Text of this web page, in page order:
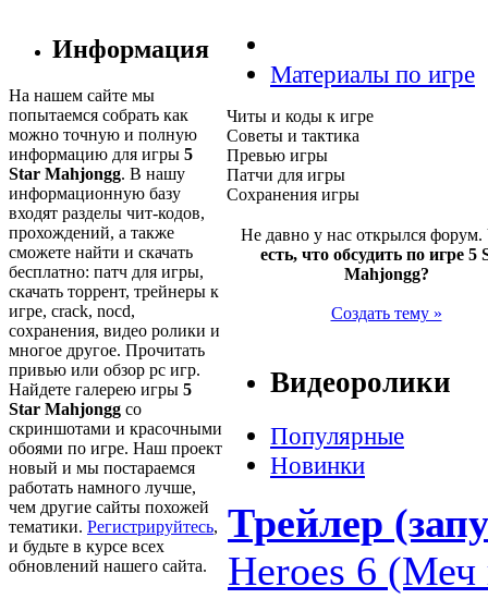
Информация
На нашем сайте мы
попытаемся собрать как
можно точную и полную
информацию для игры 5
Star Mahjongg. В нашу
информационную базу
входят разделы чит-кодов,
прохождений, а также
сможете найти и скачать
бесплатно: патч для игры,
скачать торрент, трейнеры к
игре, crack, nocd,
сохранения, видео ролики и
многое другое. Прочитать
привью или обзор pc игр.
Найдете галерею игры 5
Star Mahjongg со
скриншотами и красочными
обоями по игре. Наш проект
новый и мы постараемся
работать намного лучше,
чем другие сайты похожей
тематики. Регистрируйтесь,
и будьте в курсе всех
обновлений нашего сайта.
Материалы по игре
Читы и коды к игре
Советы и тактика
Превью игры
Патчи для игры
Сохранения игры
Не давно у нас открылся форум.
есть, что обсудить по игре 5
Mahjongg?
Создать тему »
Видеоролики
Популярные
Новинки
Трейлер
Heroes 6 (Меч